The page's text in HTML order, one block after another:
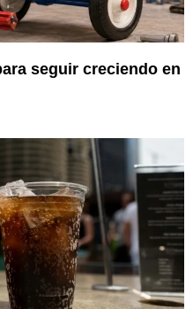
seguir creciendo en